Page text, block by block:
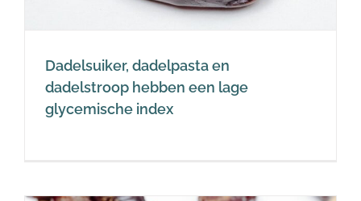
Dadelsuiker, dadelpasta en
dadelstroop hebben een lage
glycemische index